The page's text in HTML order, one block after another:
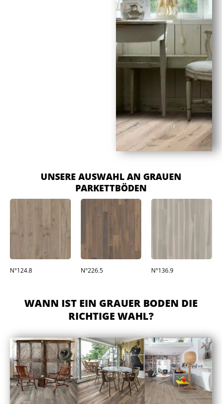
UNSERE AUSWAHL AN GRAUEN
PARKETTBÖDEN
N°124.8 N°226.5 N°136.9
WANN IST EIN GRAUER BODEN DIE
RICHTIGE WAHL?